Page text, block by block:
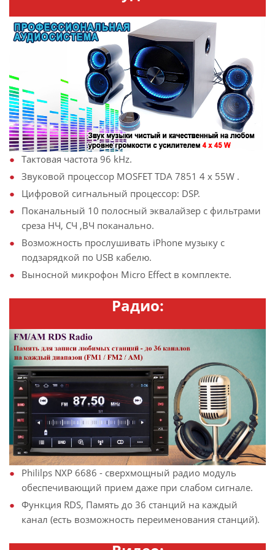
Тактовая частота 96 kHz.
Звуковой процессор MOSFET TDA 7851 4 x 55W .
Цифровой сигнальный процессор: DSP.
Поканальный 10 полосный эквалайзер с фильтрами
среза НЧ, СЧ ,ВЧ поканально.
Возможность прослушивать iPhone музыку с
подзарядкой по USB кабелю.
Выносной микрофон Micro Effect в комплекте.
Радио:
Phililps NXP 6686 - сверхмощный радио модуль
обеспечивающий прием даже при слабом сигнале.
Функция RDS, Память до 36 станций на каждый
канал (есть возможность переименования станций).